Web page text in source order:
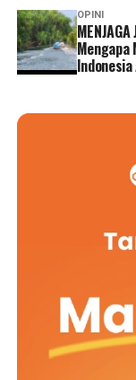
OPINI
Mengapa